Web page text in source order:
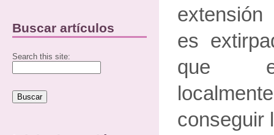
Buscar artículos
Search this site:
es
que
conseguir